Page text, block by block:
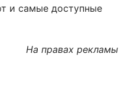
и самые доступные
На правах рекламы